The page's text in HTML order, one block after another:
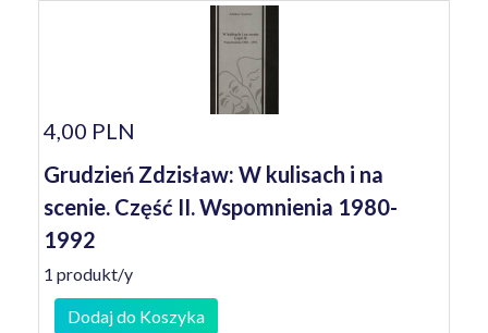
4,00 PLN
Grudzień Zdzisław: W kulisach i na
scenie. Część II. Wspomnienia 1980-
1992
1 produkt/y
Dodaj do Koszyka